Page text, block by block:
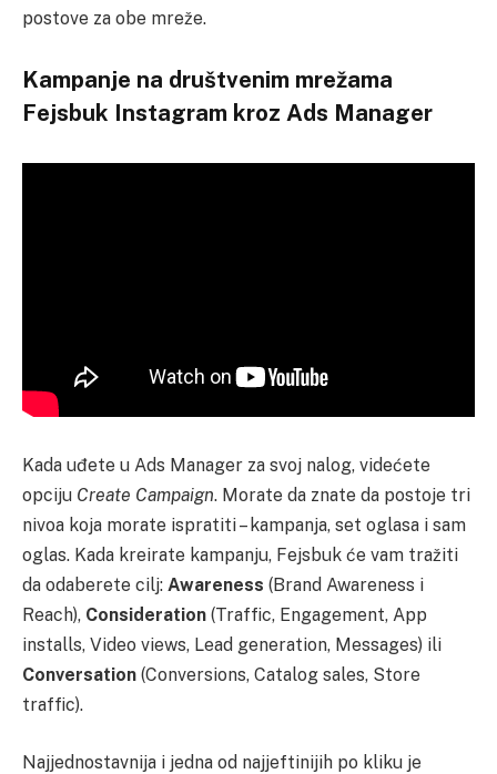
postove za obe mreže.
Kampanje na društvenim mrežama
Fejsbuk Instagram kroz Ads Manager
Kada uđete u Ads Manager za svoj nalog, videćete
opciju Create Campaign. Morate da znate da postoje tri
nivoa koja morate ispratiti – kampanja, set oglasa i sam
oglas. Kada kreirate kampanju, Fejsbuk će vam tražiti
da odaberete cilj: Awareness (Brand Awareness i
Reach), Consideration (Traffic, Engagement, App
installs, Video views, Lead generation, Messages) ili
Conversation (Conversions, Catalog sales, Store
traffic).
Najjednostavnija i jedna od najjeftinijih po kliku je